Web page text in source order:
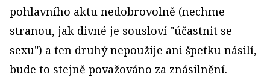
pohlavního aktu nedobrovolně (nechme
stranou, jak divné je sousloví "účastnit se
sexu") a ten druhý nepoužije ani špetku násilí,
bude to stejně považováno za znásilnění.